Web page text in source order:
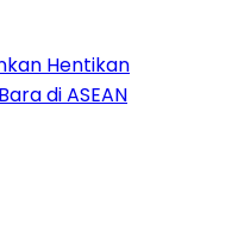
Hentikan
di ASEAN